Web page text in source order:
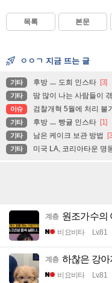
목록 본문
ㅇㅇㄱ 지금 뜨는 글
기타 후방 ㅡ 도희 인스타 [3]
기타 땀 많이 나는 사람들이
이슈 검찰개혁 5월에 처리 불
기타 후방 ㅡ 빵귤 인스타 [1]
기타 남은 케이크 보관 방법
기타 미국 LA, 코리아타운 명
계층 원조가수의
비요비타 Lv.81
계층 하찮은 강아
비요비타 Lv.81